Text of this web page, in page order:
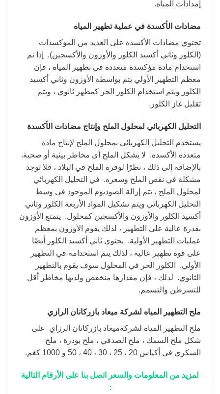
إمدادات المياه.
مضادات الأكسدة في عملية تطهير المياه
تحتوي مضادات الأكسدة على العديد من المؤكسدات
(الكلور وثاني أكسيد الكلور والأوزون والأكسجين). إذا تم
استخدام مادة مؤكسدة متعددة في تطهير المياه ، فإن
معظم التطهير الأولي يتم بواسطة الأوزون وثاني أكسيد
الكلور ويتم استخدام الكلور الحر كمطهر ثانوي ، ويتم
تقليل غاز الكلور.
التحليل الكهربائي لمحلول الملح وإنتاج مضادات الأكسدة
يستخدم التحليل الكهربائي بمحلول الملح لإنتاج مادة
متعددة الأكسدة. لا يشكل الملح أي مخاطر بيئية أو صحية.
بالإضافة إلى ذلك ، نظرًا لوفرة الملح في البلاد ، فلا توجد
مشكلة في نقص الملح وسعره. في التحليل الكهربائي
لمحلول الملح ، تتم إزالة الصوديوم الموجود في وسط
التحليل الكهربائي ويتم تشكيل المواد الأربعة الكلور وثاني
أكسيد الكلور والأوزون والأكسجين كمحلول. يتمتع الأوزون
بقدرة عالية على التطهير ، لذلك يقوم الأوزون بمعظم
عمليات التطهير الأولية. يحتوي ثاني أكسيد الكلور أيضًا
على قوة تطهير عالية ، لذلك يتم استخدامه في التطهير
الأولي. الكلور الحر في المحلول سوف يقوم بالتطهير
الثانوي. لذلك ، فإن مقدارها منخفض ولديها مخاطر أقل
للتسرطن والتسمم.
ملح التطهير المياه لشركة ميعاد بازركانان الرازي
ملح التطهير المياه لشركةميعاد بازركانان الرزاي على
شكل ملح السمك ، ملح الصدفي ، ملح بودرة ، ملح
السكري في أكياس 20 ، 25 ، 30 ، 40 ، 50 و 1000 كغم.
لمزيد من المعلومات والسعر اتصل بنا على الأرقام التالية
: